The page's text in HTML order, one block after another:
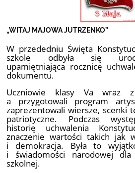
„WITAJ MAJOWA JUTRZENKO”
W przededniu Święta
szkole odbyła się
upamiętniająca rocznicę
dokumentu.
Uczniowie klasy Va wraz
a przygotowali program
zaprezentowali wiersze, scenki
patriotyczne. Podczas
historię uchwalenia
znaczenie wartości takich jak
i demokracja. Była to
i świadomości narodowej dla
szkolnej.